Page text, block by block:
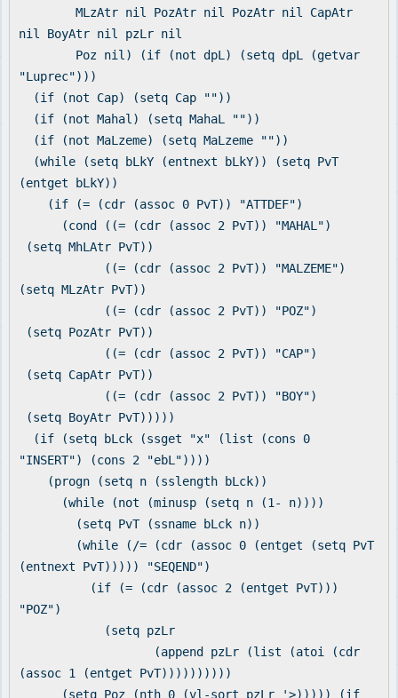
MLzAtr nil PozAtr nil PozAtr nil CapAtr
nil BoyAtr nil pzLr nil
Poz nil) (if (not dpL) (setq dpL (getvar
"Luprec")))
(if (not Cap) (setq Cap ""))
(if (not Mahal) (setq MahaL ""))
(if (not MaLzeme) (setq MaLzeme ""))
(while (setq bLkY (entnext bLkY)) (setq PvT
(entget bLkY))
(if (= (cdr (assoc 0 PvT)) "ATTDEF")
(cond ((= (cdr (assoc 2 PvT)) "MAHAL")
(setq MhLAtr PvT))
((= (cdr (assoc 2 PvT)) "MALZEME")
(setq MLzAtr PvT))
((= (cdr (assoc 2 PvT)) "POZ")
(setq PozAtr PvT))
((= (cdr (assoc 2 PvT)) "CAP")
(setq CapAtr PvT))
((= (cdr (assoc 2 PvT)) "BOY")
(setq BoyAtr PvT)))))
(if (setq bLck (ssget "x" (list (cons 0
"INSERT") (cons 2 "ebL"))))
(progn (setq n (sslength bLck))
(while (not (minusp (setq n (1- n))))
(setq PvT (ssname bLck n))
(while (/= (cdr (assoc 0 (entget (setq PvT
(entnext PvT))))) "SEQEND")
(if (= (cdr (assoc 2 (entget PvT)))
"POZ")
(setq pzLr
(append pzLr (list (atoi (cdr
(assoc 1 (entget PvT))))))))))
(setq Poz (nth 0 (vl-sort pzLr '>))))) (if